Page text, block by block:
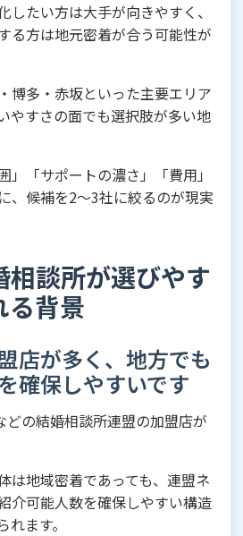
したい方は大手が向きやすく、
る方は地元密着が合う可能性が
博多・赤坂といった主要エリア
やすさの面でも選択肢が多い地
」「サポートの濃さ」「費用」
、候補を2〜3社に絞るのが現実
相談所が選びやす
る背景
店が多く、地方でも
確保しやすいです
の結婚相談所連盟の加盟店が
は地域密着であっても、連盟ネ
介可能人数を確保しやすい構造
ます。